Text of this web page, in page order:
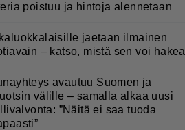
poistuu ja hintoja alennetaan
jaetaan ilmainen
– katso, mistä sen voi hakea
avautuu Suomen ja
välille – samalla alkaa uusi
”Näitä ei saa tuoda